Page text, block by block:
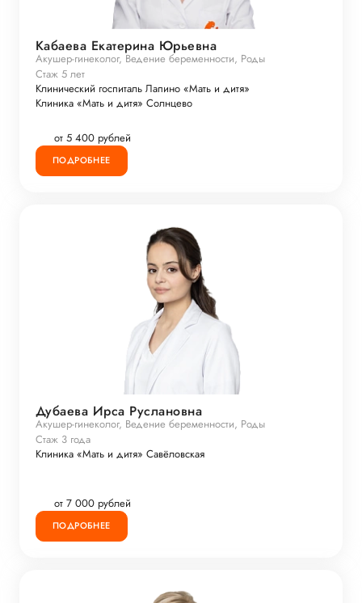
Кабаева Екатерина Юрьевна
Акушер-гинеколог, Ведение беременности, Роды
Стаж 5 лет
Клинический госпиталь Лапино «Мать и дитя»
Клиника «Мать и дитя» Солнцево
от 5 400 рублей
ПОДРОБНЕЕ
Дубаева Ирса Руслановна
Акушер-гинеколог, Ведение беременности, Роды
Стаж 3 года
Клиника «Мать и дитя» Савёловская
от 7 000 рублей
ПОДРОБНЕЕ